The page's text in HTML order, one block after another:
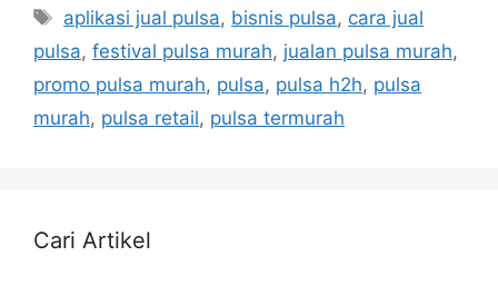
aplikasi jual pulsa, bisnis pulsa, cara jual
pulsa, festival pulsa murah, jualan pulsa murah,
promo pulsa murah, pulsa, pulsa h2h, pulsa
murah, pulsa retail, pulsa termurah
Cari Artikel